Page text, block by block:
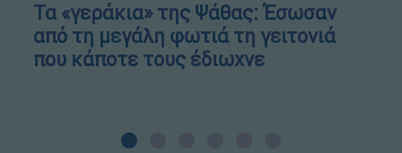
Τα «γεράκια» της Ψάθας: Έσωσαν
από τη μεγάλη φωτιά τη γειτονιά
που κάποτε τους έδιωχνε